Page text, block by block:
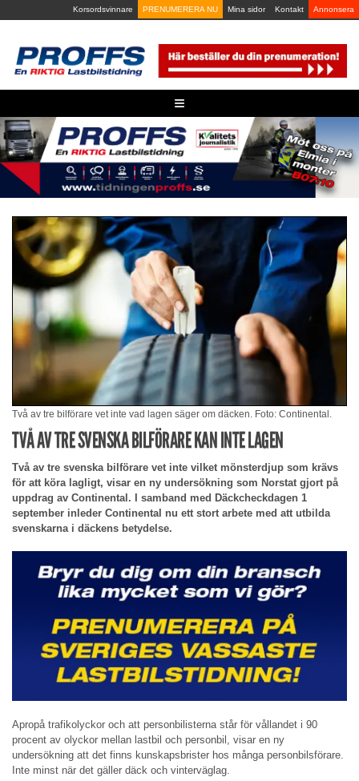
to
Korsordsvinnare PRENUMERERA NU Mina sidor Kontakt Annonsera
≡
Två av tre bilförare vet inte vad lagen säger om däcken. Foto: Continental.
TVÅ AV TRE SVENSKA BILFÖRARE KAN INTE LAGEN
Två av tre svenska bilförare vet inte vilket mönsterdjup som krävs
för att köra lagligt, visar en ny undersökning som Norstat gjort på
uppdrag av Continental. I samband med Däckcheckdagen 1
september inleder Continental nu ett stort arbete med att utbilda
svenskarna i däckens betydelse.
Apropå trafikolyckor och att personbilisterna står för vållandet i 90
procent av olyckor mellan lastbil och personbil, visar en ny
undersökning att det finns kunskapsbrister hos många personbilsförare.
Inte minst när det gäller däck och vinterväglag.